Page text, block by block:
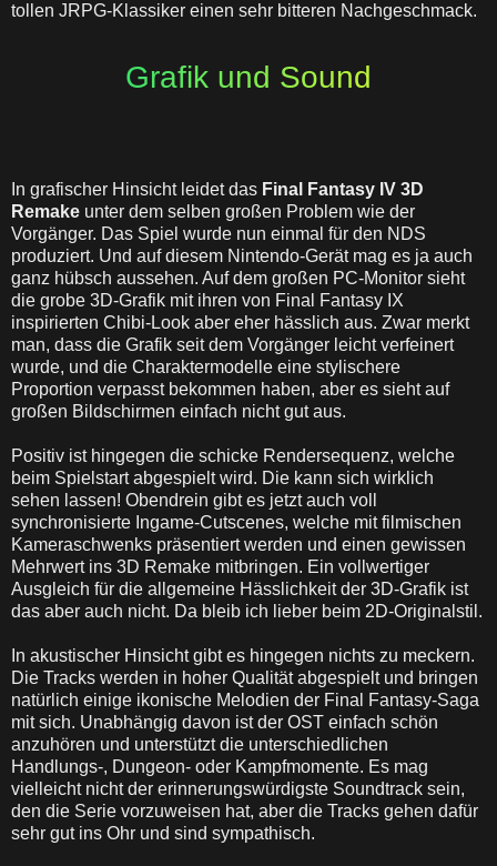
tollen JRPG-Klassiker einen sehr bitteren Nachgeschmack.
Grafik und Sound
In grafischer Hinsicht leidet das Final Fantasy IV 3D
Remake unter dem selben großen Problem wie der
Vorgänger. Das Spiel wurde nun einmal für den NDS
produziert. Und auf diesem Nintendo-Gerät mag es ja auch
ganz hübsch aussehen. Auf dem großen PC-Monitor sieht
die grobe 3D-Grafik mit ihren von Final Fantasy IX
inspirierten Chibi-Look aber eher hässlich aus. Zwar merkt
man, dass die Grafik seit dem Vorgänger leicht verfeinert
wurde, und die Charaktermodelle eine stylischere
Proportion verpasst bekommen haben, aber es sieht auf
großen Bildschirmen einfach nicht gut aus.
Positiv ist hingegen die schicke Rendersequenz, welche
beim Spielstart abgespielt wird. Die kann sich wirklich
sehen lassen! Obendrein gibt es jetzt auch voll
synchronisierte Ingame-Cutscenes, welche mit filmischen
Kameraschwenks präsentiert werden und einen gewissen
Mehrwert ins 3D Remake mitbringen. Ein vollwertiger
Ausgleich für die allgemeine Hässlichkeit der 3D-Grafik ist
das aber auch nicht. Da bleib ich lieber beim 2D-Originalstil.
In akustischer Hinsicht gibt es hingegen nichts zu meckern.
Die Tracks werden in hoher Qualität abgespielt und bringen
natürlich einige ikonische Melodien der Final Fantasy-Saga
mit sich. Unabhängig davon ist der OST einfach schön
anzuhören und unterstützt die unterschiedlichen
Handlungs-, Dungeon- oder Kampfmomente. Es mag
vielleicht nicht der erinnerungswürdigste Soundtrack sein,
den die Serie vorzuweisen hat, aber die Tracks gehen dafür
sehr gut ins Ohr und sind sympathisch.